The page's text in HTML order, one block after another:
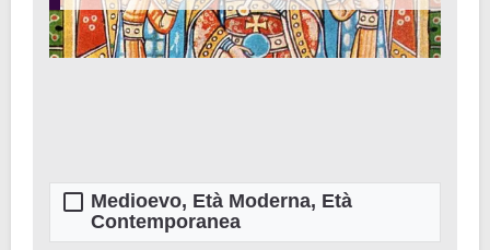
Medioevo, Età Moderna, Età
Contemporanea